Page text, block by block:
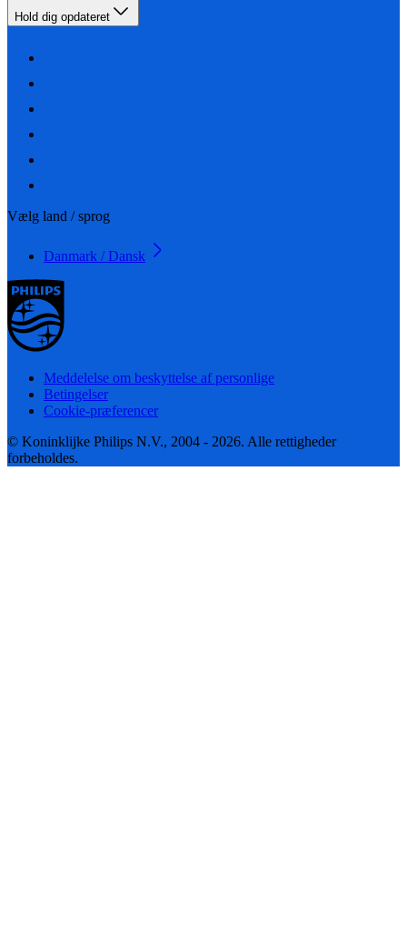
Hold dig opdateret
Vælg land / sprog
Danmark / Dansk
Meddelelse om beskyttelse af personlige
Betingelser
Cookie-præferencer
© Koninklijke Philips N.V., 2004 - 2026. Alle rettigheder
forbeholdes.